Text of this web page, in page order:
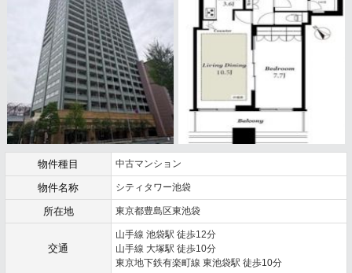
物件種目 中古マンション
物件名称 シティタワー池袋
所在地 東京都豊島区東池袋
交通
山手線 池袋駅 徒歩12分
山手線 大塚駅 徒歩10分
東京地下鉄有楽町線 東池袋駅 徒歩10分